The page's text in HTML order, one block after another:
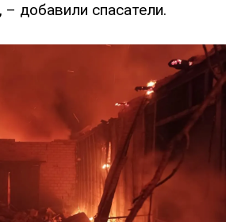
– добавили спасатели.